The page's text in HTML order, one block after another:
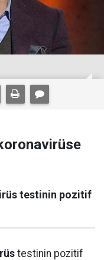
testinin pozitif
testinin pozitif